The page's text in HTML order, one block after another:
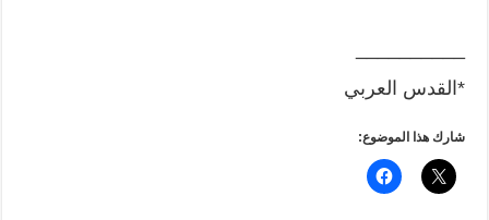
*القدس العربي
شارك هذا الموضوع: